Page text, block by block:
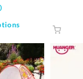
plusieurs
variations.